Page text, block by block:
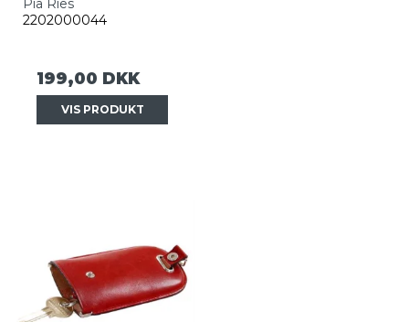
Pia Ries
2202000044
199,00 DKK
VIS PRODUKT